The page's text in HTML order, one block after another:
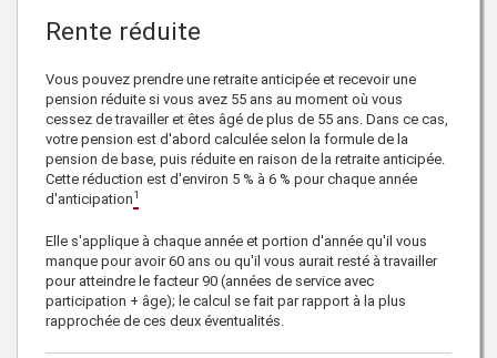
Rente réduite
Vous pouvez prendre une retraite anticipée et recevoir une
pension réduite si vous avez 55 ans au moment où vous
cessez de travailler et êtes âgé de plus de 55 ans. Dans ce cas,
votre pension est d'abord calculée selon la formule de la
pension de base, puis réduite en raison de la retraite anticipée.
Cette réduction est d'environ 5 % à 6 % pour chaque année
d'anticipation1
Elle s'applique à chaque année et portion d'année qu'il vous
manque pour avoir 60 ans ou qu'il vous aurait resté à travailler
pour atteindre le facteur 90 (années de service avec
participation + âge); le calcul se fait par rapport à la plus
rapprochée de ces deux éventualités.